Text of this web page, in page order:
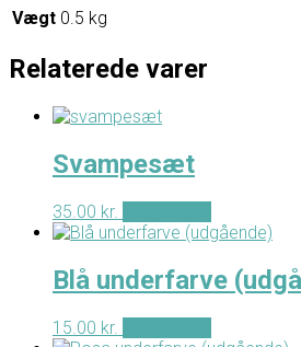
Vægt 0.5 kg
Relaterede varer
Svampesæt
35.00 kr.
Blå underfarve
15.00 kr.